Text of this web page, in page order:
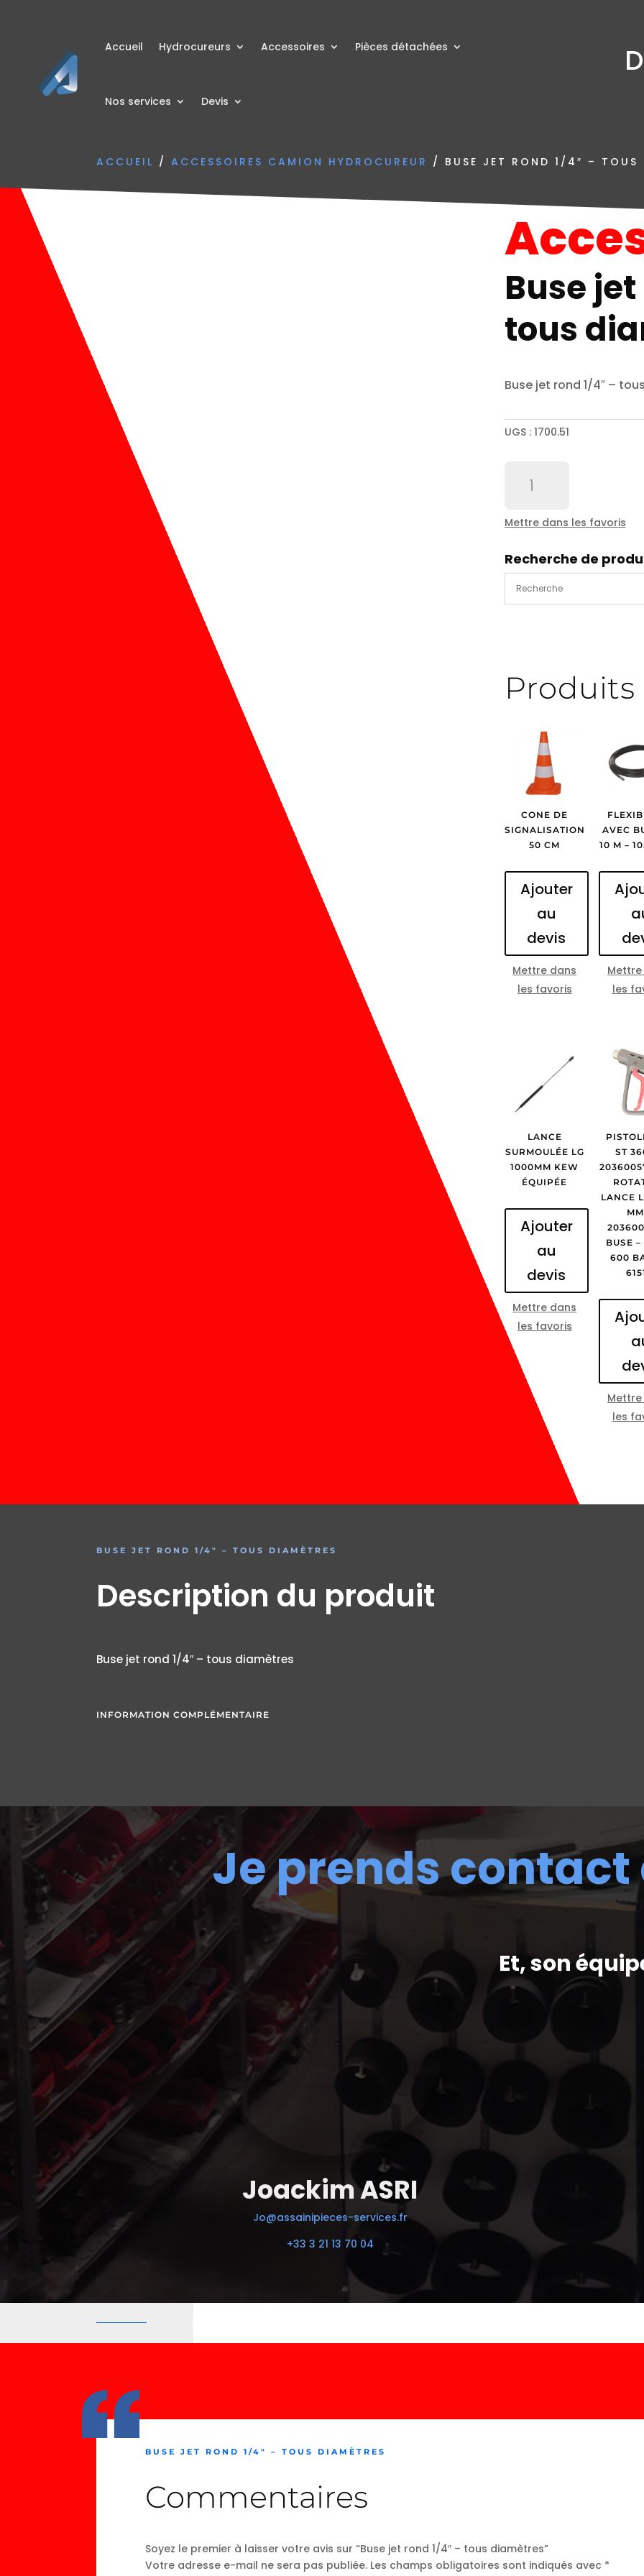
Accueil Hydrocureurs Accessoires Pièces détachées
Nos services Devis
ACCUEIL /ACCESSOIRES CAMION HYDROCUREUR / BUSE JET ROND 1/4″ – TOUS
Buse
tous
Buse jet rond 1/4″ –
UGS : 1700.51
jet
1/4"
-
tous
diamètres
Mettre dans les favoris
Recherche de
CONE DE
SIGNALISATION
50 CM
Ajouter
au
devis
Mettre dans
les favoris
AVEC
10 M –
les
LANCE
SURMOULÉE LG
1000MM KEW
ÉQUIPÉE
Ajouter
au
devis
Mettre dans
les favoris
ST
LANCE
BUSE
600
les
BUSE JET ROND 1/4″ – TOUS DIAMÈTRES
Description du produit
Buse jet rond 1/4″ – tous diamètres
INFORMATION COMPLÉMENTAIRE
Je prends contact
Joackim ASRI
Jo@assainipieces-services.fr
+33 3 21 13 70 04
Et, son
BUSE JET ROND 1/4″ – TOUS DIAMÈTRES
Commentaires
Soyez le premier à laisser votre avis sur “Buse jet rond 1/4″ – tous diamètres”
Votre adresse e-mail ne sera pas publiée. Les champs obligatoires sont indiqués avec *